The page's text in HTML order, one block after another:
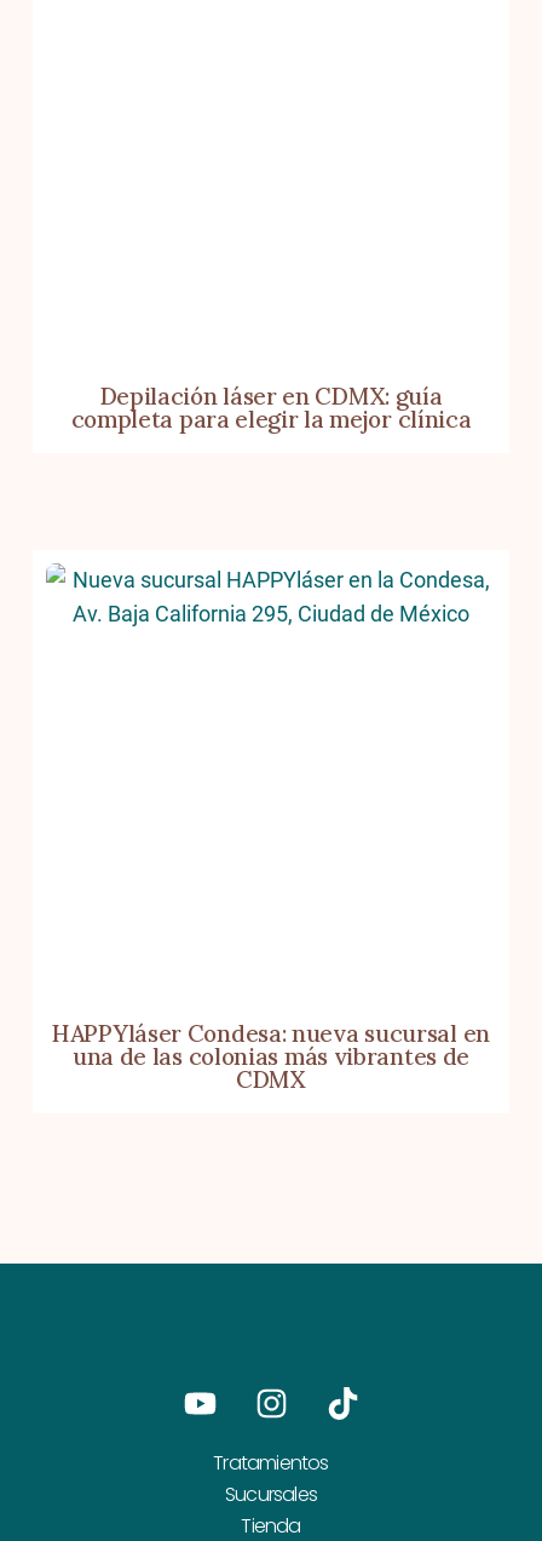
Depilación láser en CDMX: guía
completa para elegir la mejor clínica
HAPPYláser Condesa: nueva sucursal en
una de las colonias más vibrantes de
CDMX
YoutubeInstagram
Tiktok
Tratamientos
Sucursales
Tienda